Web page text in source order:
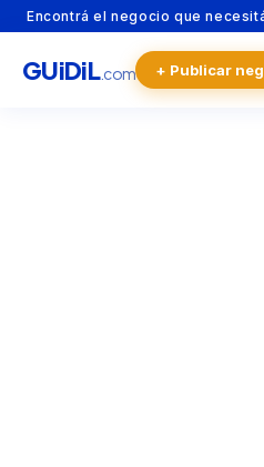
Encontrá el negocio que
GUiDiL.com + Publicar